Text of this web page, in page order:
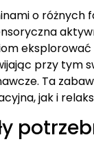
o różnych
eksplorować
przy tym
Ta
jak i